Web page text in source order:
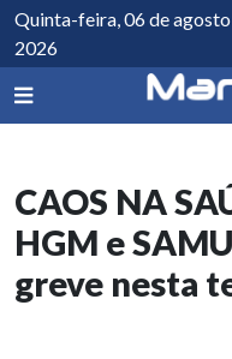
Quinta-feira, 06 de
2026
CAOS NA
HGM e
greve nesta